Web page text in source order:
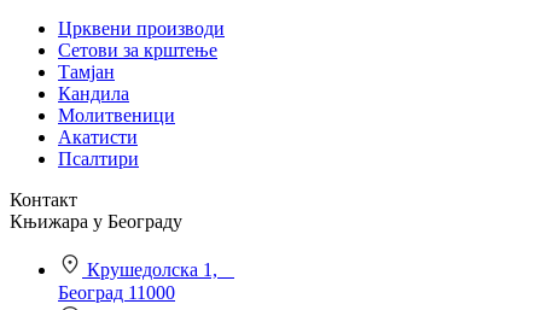
Црквени производи
Сетови за крштење
Тамјан
Кандила
Молитвеници
Акатисти
Псалтири
Контакт
Књижара у Београду
Крушедолска 1,
Београд 11000